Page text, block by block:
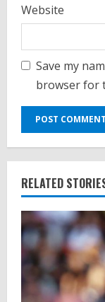
Website
Save my
browser for
RELATED